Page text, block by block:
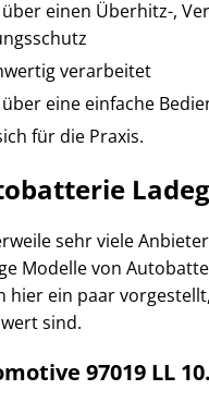
einen Überhitz-,
verarbeitet
eine einfache
für die Praxis.
sehr viele
Modelle von
hier ein paar
sind.
97019 LL